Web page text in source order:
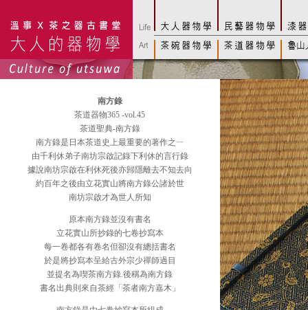
南方錄
茶道器物365 -vol.45
茶道聖典-南方錄
南方錄是日本茶道史上最重要的著作之ㄧ
由千利休弟子南坊宗啟記錄下利休的言行錄
據說南坊宗啟在利休死後亦歸隱離去不知去向
約百年之後由立花實山將南方錄公諸於世
南坊宗啟才為世人所知
原本南方錄並沒有書名
立花實山所抄錄的七卷抄寫本
每一卷都各有卷名但卻沒有總括書名
於是將抄寫本呈給古外宗少禪師過目
並提名為喫茶南方錄.後稱為南方錄
書名出典則來自茶經「茶者南方嘉木」